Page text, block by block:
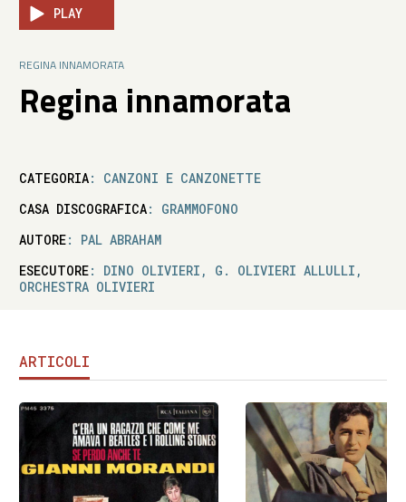
PLAY
REGINA INNAMORATA
Regina innamorata
CATEGORIA: CANZONI E CANZONETTE
CASA DISCOGRAFICA: GRAMMOFONO
AUTORE: PAL ABRAHAM
ESECUTORE: DINO OLIVIERI, G. OLIVIERI ALLULLI,
ORCHESTRA OLIVIERI
ARTICOLI